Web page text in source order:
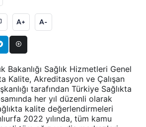
A+ A-
Bakanlığı Sağlık Hizmetleri Genel
Kalite, Akreditasyon ve Çalışan
tarafından Türkiye Sağlıkta
her yıl düzenli olarak
kalite değerlendirmeleri
2022 yılında, tüm kamu